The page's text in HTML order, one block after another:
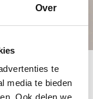
Over
te
media te bieden
Ook delen we